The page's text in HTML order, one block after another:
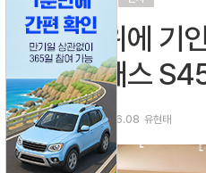
권위에 기
클래스
2026.06.08 유현태